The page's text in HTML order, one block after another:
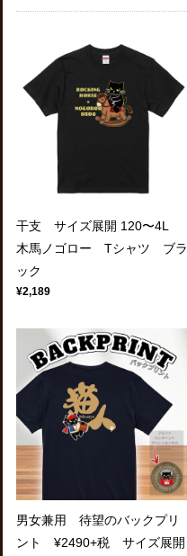
干支 サイズ展開 120〜4L
木馬ノゴロー Tシャツ ブラ
ック
¥2,189
男女兼用 待望のバックプリ
ント ¥2490+税 サイズ展開